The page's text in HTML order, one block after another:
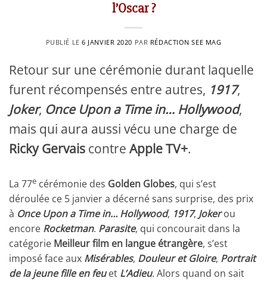
l’Oscar ?
PUBLIÉ LE6 JANVIER 2020 PAR RÉDACTION SEE MAG
Retour sur une cérémonie durant laquelle
furent récompensés entre autres, 1917,
Joker, Once Upon a Time in… Hollywood,
mais qui aura aussi vécu une charge de
Ricky Gervais contre Apple TV+.
La 77e cérémonie des Golden Globes, qui s’est
déroulée ce 5 janvier a décerné sans surprise, des prix
à Once Upon a Time in… Hollywood, 1917, Jokerou
encore Rocketman. Parasite, qui concourait dans la
catégorie Meilleur film en langue étrangère, s’est
imposé face aux Misérables, Douleur et Gloire, Portrait
de la jeune fille en feuet L’Adieu. Alors quand on sait